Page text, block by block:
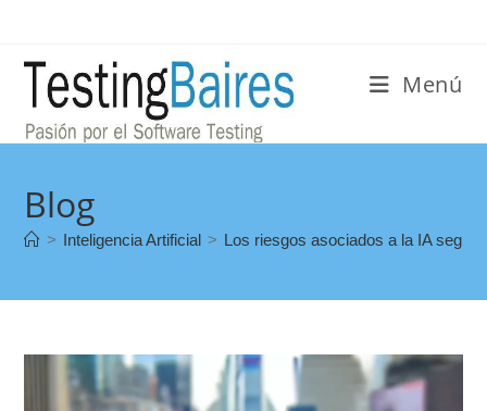
Menú
Blog
> Inteligencia Artificial > Los riesgos asociados a la IA según